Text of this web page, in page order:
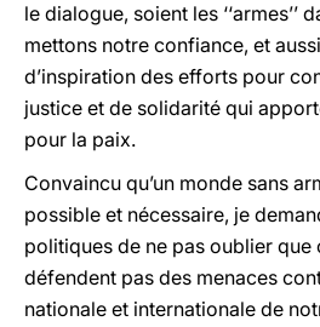
le dialogue, soient les ‘‘armes’’
mettons notre confiance, et
d’inspiration des efforts pour
justice et de solidarité qui
pour la paix.
Convaincu qu’un monde sans
possible et nécessaire, je
politiques de ne pas oublier que
défendent pas des menaces
nationale et internationale de